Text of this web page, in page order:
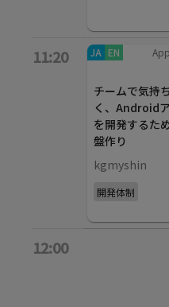
11:20 JA EN
チームで気持
く、Android
を開発するた
盤作り
kgmyshin
開発体制
12:00